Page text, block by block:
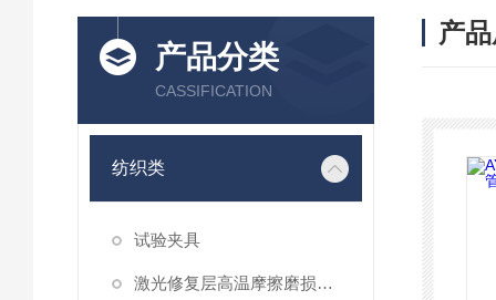
产品分类
CASSIFICATION
纺织类
试验夹具
激光修复层高温摩擦磨损性能试验仪
产